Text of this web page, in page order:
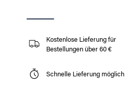
Kostenlose Lieferung für
Bestellungen über 60 €
Schnelle Lieferung möglich